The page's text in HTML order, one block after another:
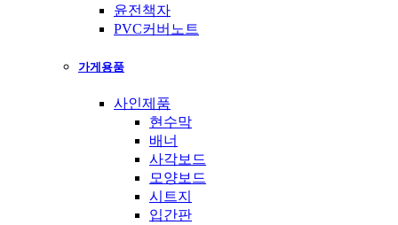
윤전책자
PVC커버노트
가게용품
사인제품
현수막
배너
사각보드
모양보드
시트지
입간판